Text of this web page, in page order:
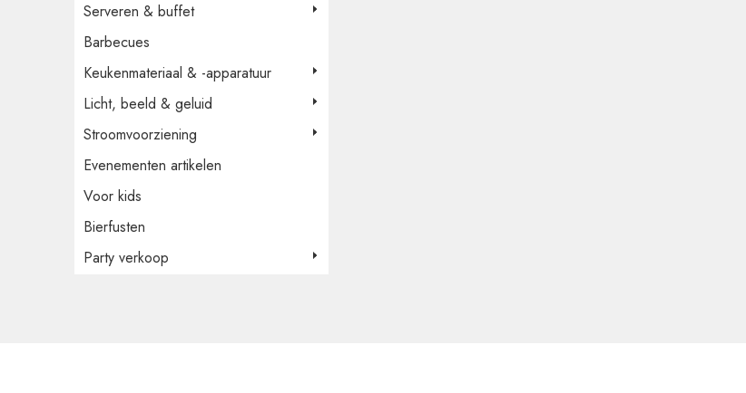
Serveren & buffet
Barbecues
Keukenmateriaal & -apparatuur
Licht, beeld & geluid
Stroomvoorziening
Evenementen artikelen
Voor kids
Bierfusten
Party verkoop